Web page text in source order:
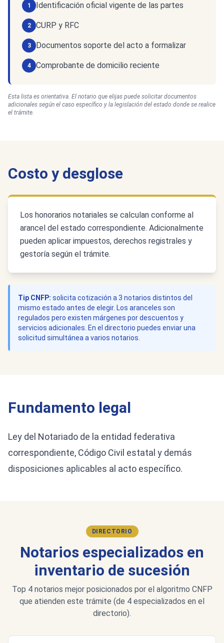
1 Identificación oficial vigente de las partes
2 CURP y RFC
3 Documentos soporte del acto a formalizar
4 Comprobante de domicilio reciente
Esta lista es orientativa. El notario que elijas puede solicitar documentos
adicionales según el caso específico y la legislación del estado donde se realice
el trámite.
Costo y desglose
Los honorarios notariales se calculan conforme al
arancel del estado correspondiente. Adicionalmente
pueden aplicar impuestos, derechos registrales y
gestoría según el trámite.
Tip CNFP: solicita cotización a 3 notarios distintos del
mismo estado antes de elegir. Los aranceles son
regulados pero existen márgenes por descuentos y
servicios adicionales. En el directorio puedes enviar una
solicitud simultánea a varios notarios.
Fundamento legal
Ley del Notariado de la entidad federativa
correspondiente, Código Civil estatal y demás
disposiciones aplicables al acto específico.
DIRECTORIO
Notarios especializados en
inventario de sucesión
Top 4 notarios mejor posicionados por el algoritmo CNFP
que atienden este trámite (de 4 especializados en el
directorio).